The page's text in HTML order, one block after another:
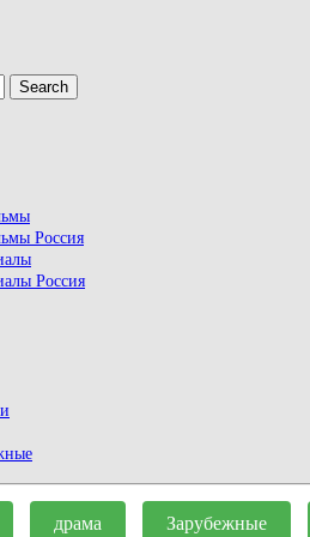
Search
Россия
Россия
драма Зарубежные